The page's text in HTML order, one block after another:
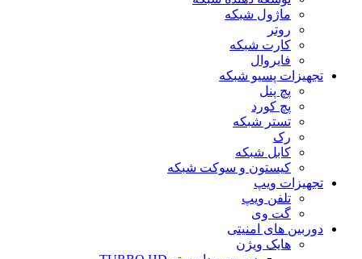
ماژول شبکه
روتر
کارت شبکه
فایروال
تجهیزات پسیو شبکه
پچ پنل
پچ کورد
تستر شبکه
رک
کابل شبکه
کیستون و سوکت شبکه
تجهیزات ویپ
تلفن ویپ
گت وی
دوربین های امنیتی
هایک ویژن